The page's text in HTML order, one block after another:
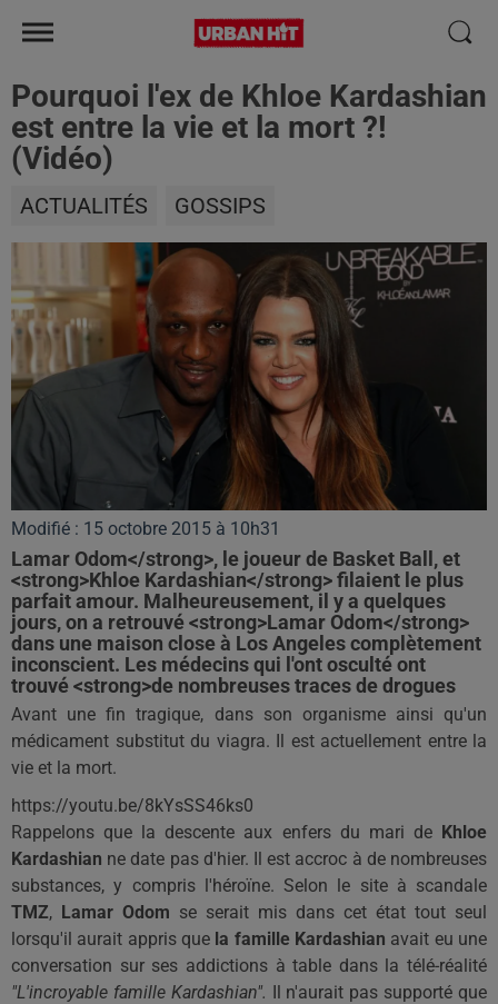
Pourquoi l'ex de Khloe Kardashian
est entre la vie et la mort ?!
(Vidéo)
ACTUALITÉS GOSSIPS
Modifié : 15 octobre 2015 à 10h31
Lamar Odom</strong>, le joueur de Basket Ball, et
<strong>Khloe Kardashian</strong> filaient le plus
parfait amour. Malheureusement, il y a quelques
jours, on a retrouvé <strong>Lamar Odom</strong>
dans une maison close à Los Angeles complètement
inconscient. Les médecins qui l'ont osculté ont
trouvé <strong>de nombreuses traces de drogues
Avant une fin tragique, dans son organisme ainsi qu'un
médicament substitut du viagra. Il est actuellement entre la
vie et la mort.
https://youtu.be/8kYsSS46ks0
Rappelons que la descente aux enfers du mari de Khloe
Kardashian ne date pas d'hier. Il est accroc à de nombreuses
substances, y compris l'héroïne. Selon le site à scandale
TMZ, Lamar Odom se serait mis dans cet état tout seul
lorsqu'il aurait appris que la famille Kardashian avait eu une
conversation sur ses addictions à table dans la télé-réalité
"L'incroyable famille Kardashian". Il n'aurait pas supporté que